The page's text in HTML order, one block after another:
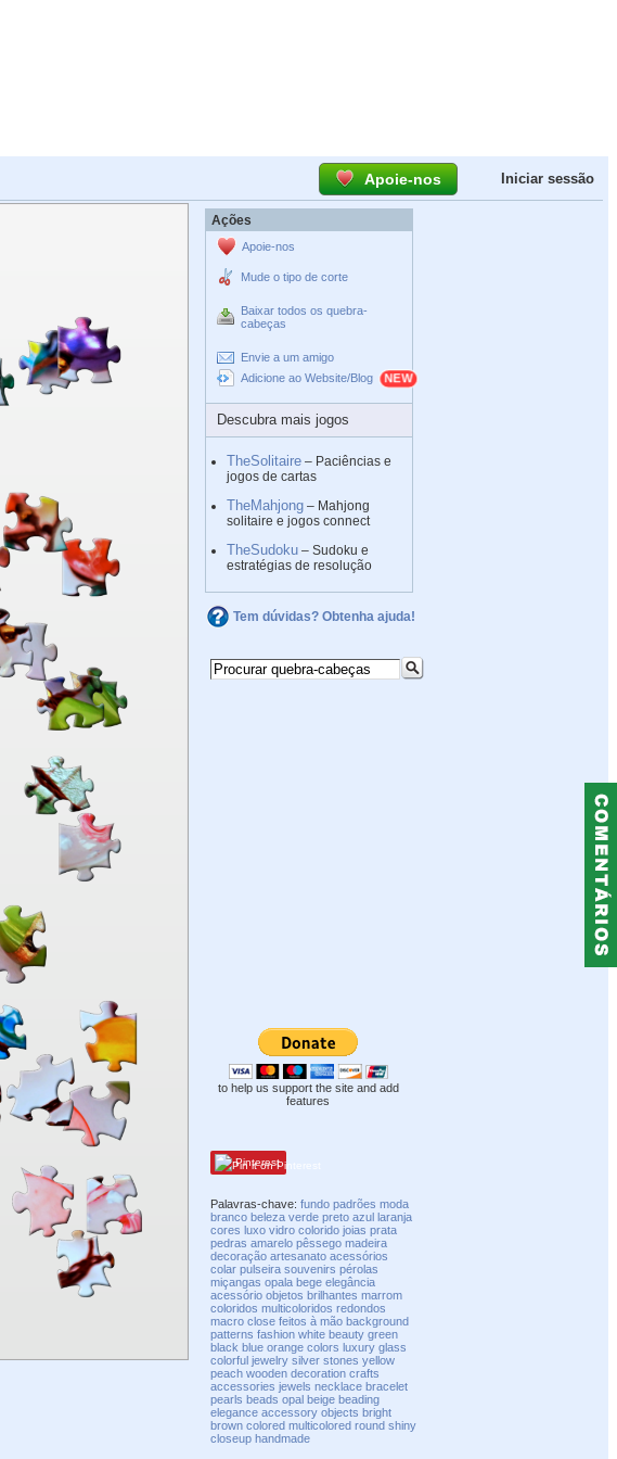
Apoie-nos Iniciar sessão
Ações
Apoie-nos
Mude o tipo de corte
Baixar todos os quebra-
cabeças
Envie a um amigo
Adicione ao Website/Blog
Descubra mais jogos
TheSolitaire – Paciências e
jogos de cartas
TheMahjong – Mahjong
solitaire e jogos connect
TheSudoku – Sudoku e
estratégias de resolução
Tem dúvidas? Obtenha ajuda!
to help us support the site and add
features
Pinterest
Palavras-chave:fundo padrões moda
branco beleza verde preto azul laranja
cores luxo vidro colorido joias prata
pedras amarelo pêssego madeira
decoração artesanato acessórios
colar pulseira souvenirs pérolas
miçangas opala bege elegância
acessório objetos brilhantes marrom
coloridos multicoloridos redondos
macro close feitos à mão background
patterns fashion white beauty green
black blue orange colors luxury glass
colorful jewelry silver stones yellow
peach wooden decoration crafts
accessories jewels necklace bracelet
pearls beads opal beige beading
elegance accessory objects bright
brown colored multicolored round shiny
closeup handmade